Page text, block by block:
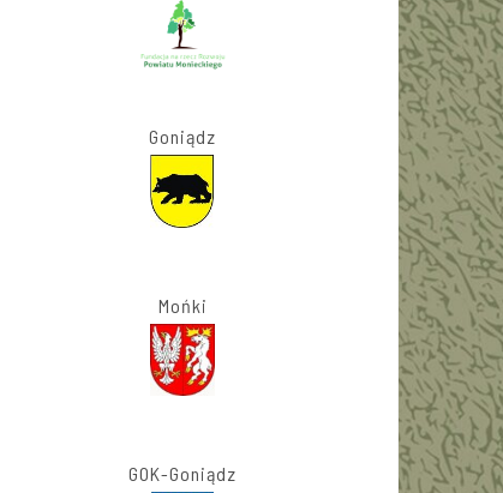
Goniądz
Mońki
GOK-Goniądz